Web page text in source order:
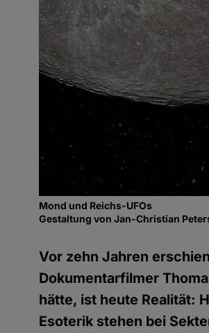
Mond und Reichs-UFOs
Gestaltung von Jan-Christian
Vor zehn Jahren
Dokumentarfilmer
hätte, ist heute Realität:
Esoterik stehen bei